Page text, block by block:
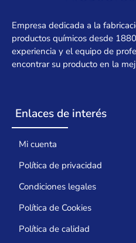
Empresa dedicada a la
productos químicos desde
experiencia y el equipo de
encontrar su producto en la
Enlaces de interés
Mi cuenta
Política de privacidad
Condiciones legales
Política de Cookies
Política de calidad